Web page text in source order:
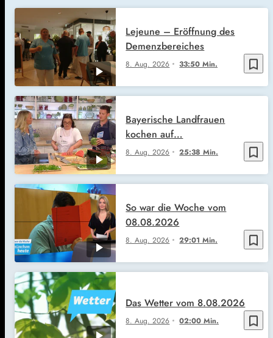
bookmark_border
8. Aug. 2026 33:50 Min.
Lejeune – Eröffnung des
Demenzbereiches
bookmark_border
8. Aug. 2026 25:38 Min.
Bayerische Landfrauen
kochen auf…
bookmark_border
8. Aug. 2026 29:01 Min.
So war die Woche vom
08.08.2026
bookmark_border
8. Aug. 2026 02:00 Min.
Das Wetter vom 8.08.2026